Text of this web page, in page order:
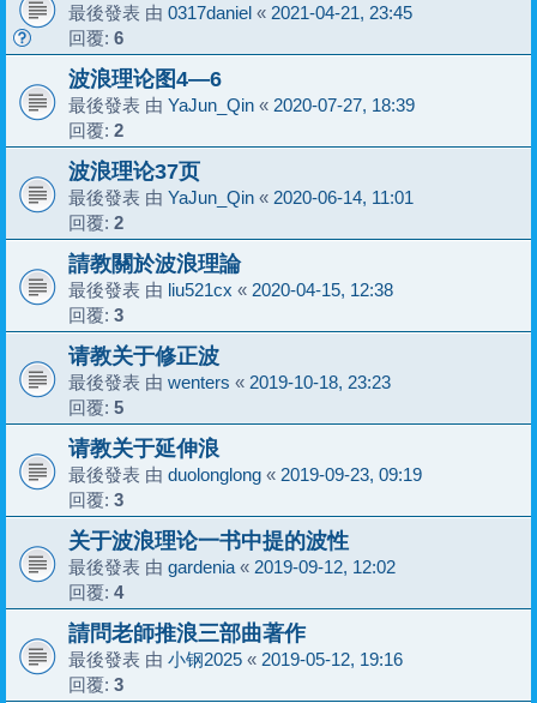
最後發表 由 0317daniel « 2021-04-21, 23:45
回覆: 6
波浪理论图4—6
最後發表 由 YaJun_Qin « 2020-07-27, 18:39
回覆: 2
波浪理论37页
最後發表 由 YaJun_Qin « 2020-06-14, 11:01
回覆: 2
請教關於波浪理論
最後發表 由 liu521cx « 2020-04-15, 12:38
回覆: 3
请教关于修正波
最後發表 由 wenters « 2019-10-18, 23:23
回覆: 5
请教关于延伸浪
最後發表 由 duolonglong « 2019-09-23, 09:19
回覆: 3
关于波浪理论一书中提的波性
最後發表 由 gardenia « 2019-09-12, 12:02
回覆: 4
請問老師推浪三部曲著作
最後發表 由 小钢2025 « 2019-05-12, 19:16
回覆: 3